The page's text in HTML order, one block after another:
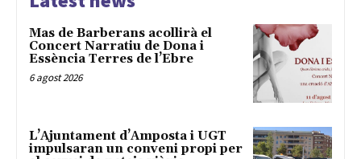
Mas de Barberans acollirà el
Concert Narratiu de Dona i
Essència Terres de l’Ebre
6 agost 2026
L’Ajuntament d’Amposta i UGT
impulsaran un conveni propi per